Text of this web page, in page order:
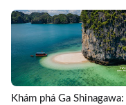
Khám phá Ga Shinagawa: